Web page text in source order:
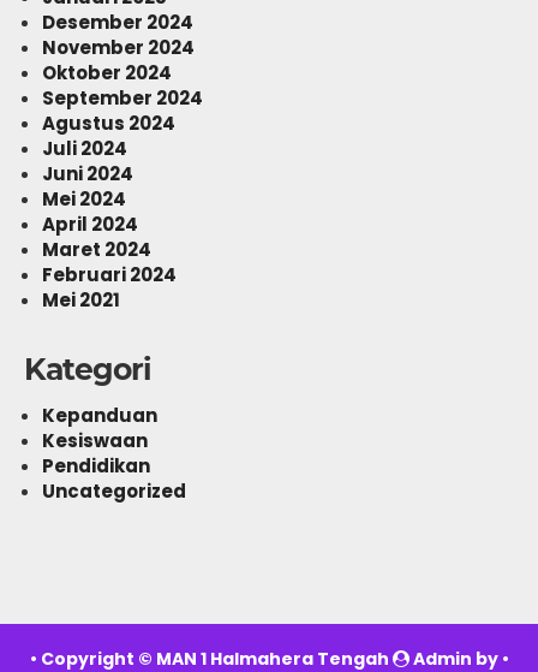
Desember 2024
November 2024
Oktober 2024
September 2024
Agustus 2024
Juli 2024
Juni 2024
Mei 2024
April 2024
Maret 2024
Februari 2024
Mei 2021
Kategori
Kepanduan
Kesiswaan
Pendidikan
Uncategorized
• Copyright © MAN 1 Halmahera Tengah
Admin by •